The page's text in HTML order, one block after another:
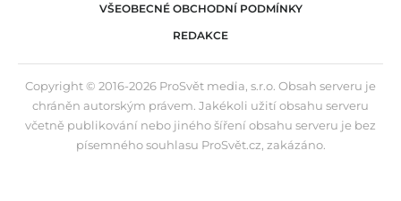
VŠEOBECNÉ OBCHODNÍ PODMÍNKY
REDAKCE
Copyright © 2016-2026 ProSvět media, s.r.o. Obsah serveru je
chráněn autorským právem. Jakékoli užití obsahu serveru
včetně publikování nebo jiného šíření obsahu serveru je bez
písemného souhlasu ProSvět.cz, zakázáno.